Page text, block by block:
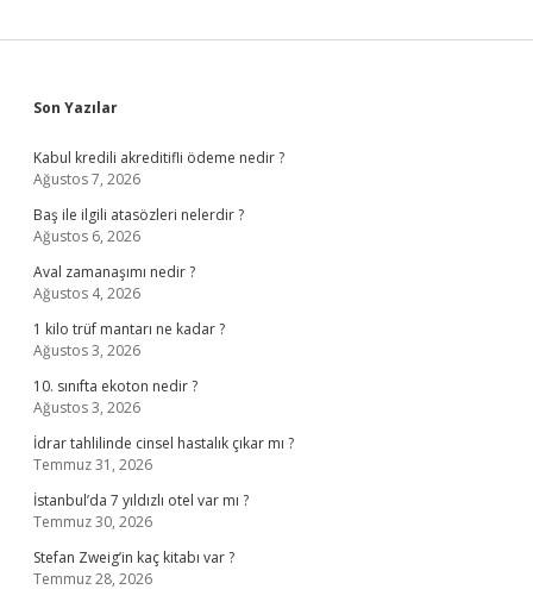
Sidebar
Son Yazılar
Kabul kredili akreditifli ödeme nedir ?
Ağustos 7, 2026
Baş ile ilgili atasözleri nelerdir ?
Ağustos 6, 2026
Aval zamanaşımı nedir ?
Ağustos 4, 2026
1 kilo trüf mantarı ne kadar ?
Ağustos 3, 2026
10. sınıfta ekoton nedir ?
Ağustos 3, 2026
İdrar tahlilinde cinsel hastalık çıkar mı ?
Temmuz 31, 2026
İstanbul’da 7 yıldızlı otel var mı ?
Temmuz 30, 2026
Stefan Zweig’in kaç kitabı var ?
Temmuz 28, 2026